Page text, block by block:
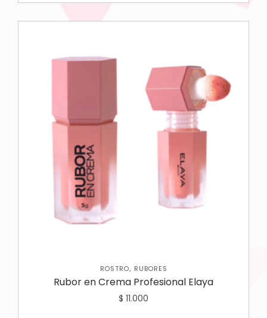
ROSTRO, RUBORES
Rubor en Crema Profesional Elaya
$ 11.000